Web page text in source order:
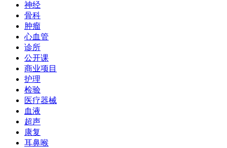
神经
骨科
肿瘤
心血管
诊所
公开课
商业项目
护理
检验
医疗器械
血液
超声
康复
耳鼻喉